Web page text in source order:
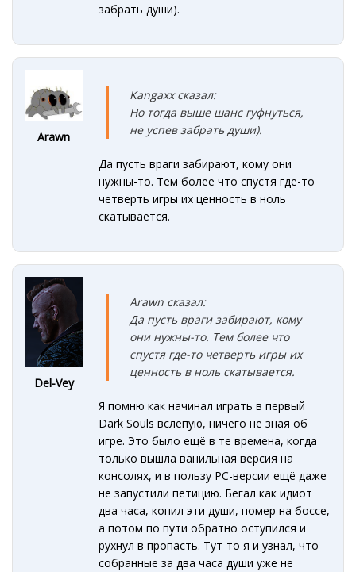
забрать души).
Arawn
Kangaxx сказал:
Но тогда выше шанс гуфнуться,
не успев забрать души).
Да пусть враги забирают, кому они
нужны-то. Тем более что спустя где-то
четверть игры их ценность в ноль
скатывается.
Del-Vey
Arawn сказал:
Да пусть враги забирают, кому
они нужны-то. Тем более что
спустя где-то четверть игры их
ценность в ноль скатывается.
Я помню как начинал играть в первый
Dark Souls вслепую, ничего не зная об
игре. Это было ещё в те времена, когда
только вышла ванильная версия на
консолях, и в пользу PC-версии ещё даже
не запустили петицию. Бегал как идиот
два часа, копил эти души, помер на боссе,
а потом по пути обратно оступился и
рухнул в пропасть. Тут-то я и узнал, что
собранные за два часа души уже не